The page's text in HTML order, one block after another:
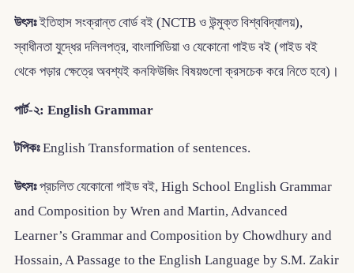
উৎসঃইতিহাস সংক্রান্ত বোর্ড বই (NCTB ও উন্মুক্ত বিশ্ববিদ্যালয়),
স্বাধীনতা যুদ্ধের দলিলপত্র, বাংলাপিডিয়া ও যেকোনো গাইড বই (গাইড বই
থেকে পড়ার ক্ষেত্রে অবশ্যই কনফিউজিং বিষয়গুলো ক্রসচেক করে নিতে হবে)।
পার্ট-২: English Grammar
টপিকঃEnglish Transformation of sentences.
উৎসঃপ্রচলিত যেকোনো গাইড বই, High School English Grammar
and Composition by Wren and Martin, Advanced
Learner’s Grammar and Composition by Chowdhury and
Hossain, A Passage to the English Language by S.M. Zakir